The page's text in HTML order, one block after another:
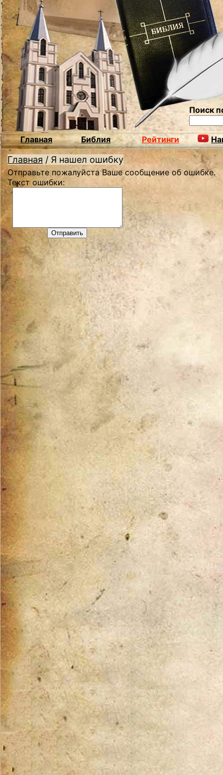
Поиск
Главная Библия Рейтинги
Главная / Я нашел ошибку
Отправьте пожалуйста Ваше сообщение об ошибке.
Текст ошибки: